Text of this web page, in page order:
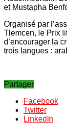
et Mustapha
Organisé par
Tlemcen, le Prix
d’encourager la
trois langues :
Partager
Facebook
Twitter
LinkedIn